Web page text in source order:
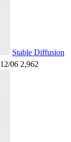
Stable Diffusion
12/06 2,962